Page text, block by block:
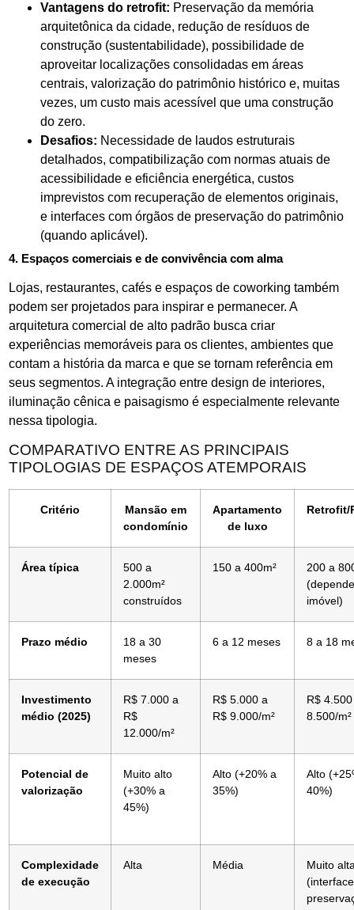
Vantagens do retrofit: Preservação da memória
arquitetônica da cidade, redução de resíduos de
construção (sustentabilidade), possibilidade de
aproveitar localizações consolidadas em áreas
centrais, valorização do patrimônio histórico e, muitas
vezes, um custo mais acessível que uma construção
do zero.
Desafios: Necessidade de laudos estruturais
detalhados, compatibilização com normas atuais de
acessibilidade e eficiência energética, custos
imprevistos com recuperação de elementos originais,
e interfaces com órgãos de preservação do patrimônio
(quando aplicável).
4. Espaços comerciais e de convivência com alma
Lojas, restaurantes, cafés e espaços de coworking também
podem ser projetados para inspirar e permanecer. A
arquitetura comercial de alto padrão busca criar
experiências memoráveis para os clientes, ambientes que
contam a história da marca e que se tornam referência em
seus segmentos. A integração entre design de interiores,
iluminação cênica e paisagismo é especialmente relevante
nessa tipologia.
COMPARATIVO ENTRE AS PRINCIPAIS
TIPOLOGIAS DE ESPAÇOS ATEMPORAIS
Critério
Mansão em
condomínio
Apartamento
de luxo
Retrofit/
Área típica
500 a
2.000m²
construídos
150 a 400m²
200 a
imóvel)
Prazo médio
18 a 30
meses
6 a 12 meses 8 a 18
Investimento
médio (2025)
R$ 7.000 a
R$
12.000/m²
R$ 5.000 a
R$ 9.000/m²
R$
8.500/m²
Potencial de
valorização
Muito alto
(+30% a
45%)
Alto (+20% a
35%)
Alto
40%)
Complexidade
de execução
Alta Média
Muito